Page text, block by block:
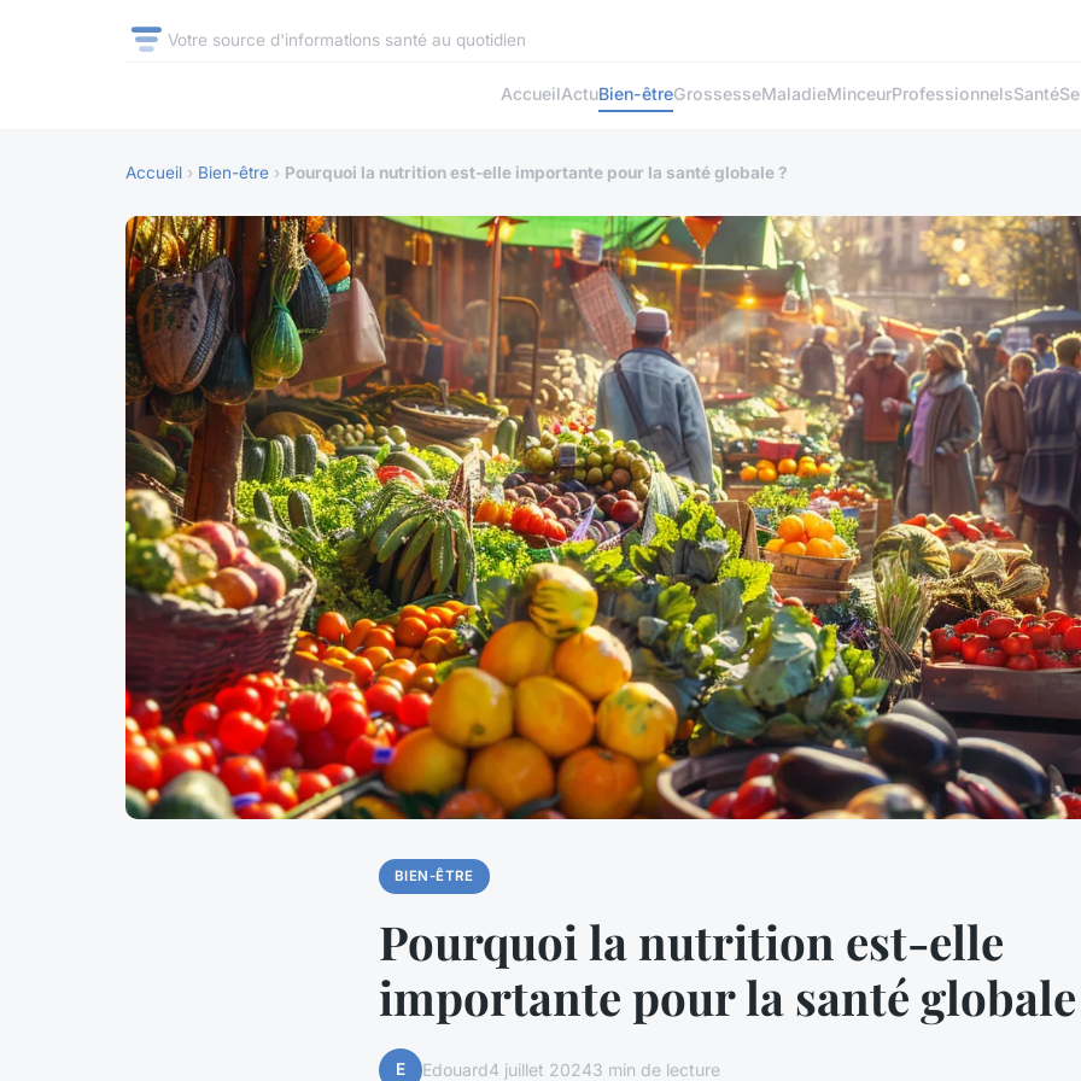
Votre source d'informations santé au quotidien
AccueilActuBien-êtreGrossesseMaladieMinceurProfessionnelsSanté
Accueil › Bien-être › Pourquoi la nutrition est-elle importante pour la santé globale ?
BIEN-ÊTRE
Pourquoi la nutrition est-elle
importante pour la santé
E Edouard4 juillet 20243 min de lecture